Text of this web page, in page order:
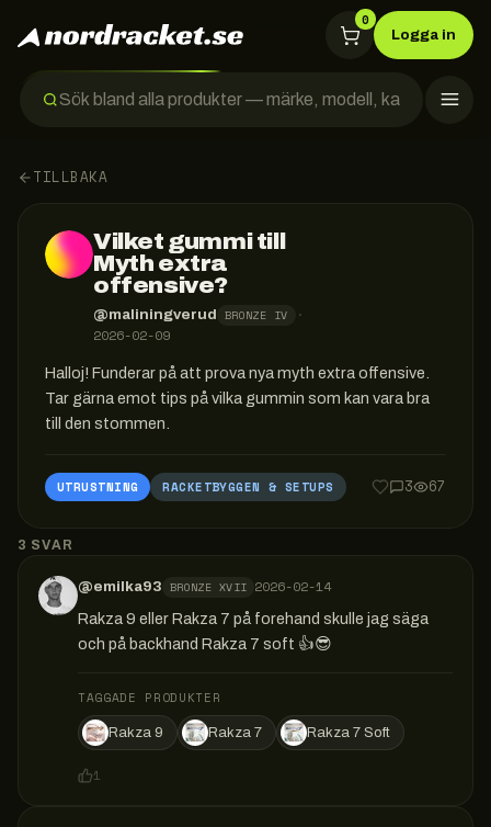
0
Logga in
TILLBAKA
Vilket gummi till
Myth extra
offensive?
@maliningverud BRONZE IV
·
2026-02-09
Halloj! Funderar på att prova nya myth extra offensive.
Tar gärna emot tips på vilka gummin som kan vara bra
till den stommen.
UTRUSTNING RACKETBYGGEN & SETUPS 3 67
3 SVAR
@emilka93 BRONZE XVII 2026-02-14
Rakza 9 eller Rakza 7 på forehand skulle jag säga
och på backhand Rakza 7 soft 👍😎
TAGGADE PRODUKTER
Rakza 9 Rakza 7 Rakza 7 Soft
1